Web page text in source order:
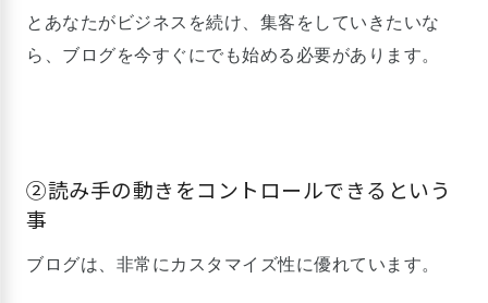
とあなたがビジネスを続け、集客をしていきたいな
ら、ブログを今すぐにでも始める必要があります。
②読み手の動きをコントロールできるという
事
ブログは、非常にカスタマイズ性に優れています。